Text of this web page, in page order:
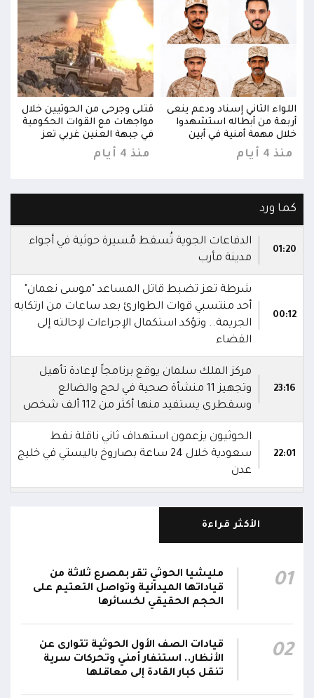
اللواء الثاني إسناد ودعم ينعى
أربعة من أبطاله استشهدوا
خلال مهمة أمنية في أبين
منذ 4 أيام
قتلى وجرحى من الحوثيين خلال
مواجهات مع القوات الحكومية
في جبهة العنين غربي تعز
منذ 4 أيام
كما ورد
01:20
الدفاعات الجوية تُسقط مُسيرة حوثية في أجواء
مدينة مأرب
00:12
شرطة تعز تضبط قاتل المساعد "موسى نعمان"
أحد منتسبي قوات الطوارئ بعد ساعات من ارتكابه
الجريمة.. وتؤكد استكمال الإجراءات لإحالته إلى
القضاء
23:16
مركز الملك سلمان يوقع برنامجاً لإعادة تأهيل
وتجهيز 11 منشأة صحية في لحج والضالع
وسقطرى يستفيد منها أكثر من 112 ألف شخص
22:01
الحوثيون يزعمون استهداف ثاني ناقلة نفط
سعودية خلال 24 ساعة بصاروخ باليستي في خليج
عدن
الانتهاء وإمدادات الغاز ستعود تدريجياً لتغطية
رئيس مجلس القيادة يُصدر قراراً بتعيين يحيى
محمد كزمان وكيلاً لقطاع الأمن الداخلي، وأحمد
سعد السقطري وكيلاً لقطاع الأمن الخارجي؛ في
رئيس مجلس القيادة يعين اللواء الركن طيار
عبدالعزيز سعيد المحيا قائداً للقوات الجوية والدفاع
الجوي.. ويُعين العميد ناشر منصور باجري رئيساً
الأكثر قراءة
01
مليشيا الحوثي تقر بمصرع ثلاثة من
قياداتها الميدانية وتواصل التعتيم على
الحجم الحقيقي لخسائرها
02
قيادات الصف الأول الحوثية تتوارى عن
الأنظار.. استنفار أمني وتحركات سرية
تنقل كبار القادة إلى معاقلها